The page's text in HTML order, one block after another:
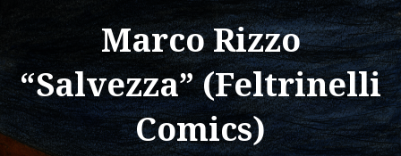
G
A
Z
I
O
N
E
Marco Rizzo
“Salvezza” (Feltrinelli
Comics)